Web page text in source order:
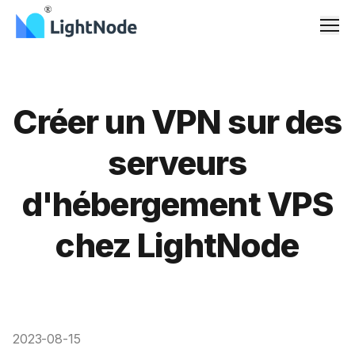
Créer un VPN sur des
serveurs
d'hébergement VPS
chez LightNode
2023-08-15